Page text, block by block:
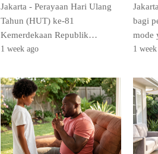
81 RI
Jakarta - Perayaan Hari Ulang
Tahun (HUT) ke-81
Kemerdekaan Republik
Indonesia pada 17 Agustus
Seperti tahun-tahun…
1 week ago
bagi
mode
1